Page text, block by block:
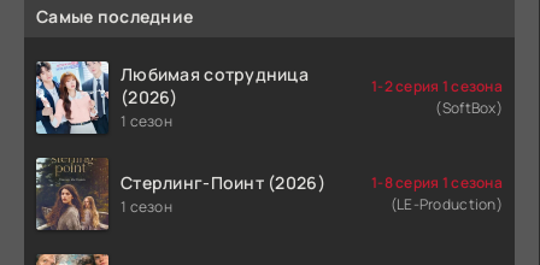
Самые последние
Любимая сотрудница
(2026)
1 сезон
1-2 серия 1 сезона
(SoftBox)
Стерлинг-Поинт (2026)
1 сезон
1-8 серия 1 сезона
(LE-Production)